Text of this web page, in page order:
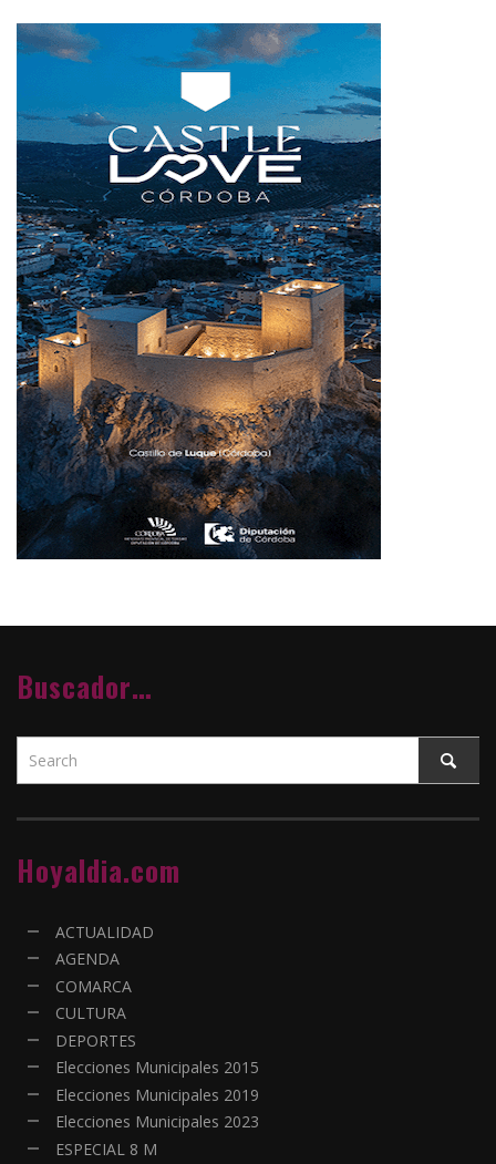
Buscador…
Hoyaldia.com
ACTUALIDAD
AGENDA
COMARCA
CULTURA
DEPORTES
Elecciones Municipales 2015
Elecciones Municipales 2019
Elecciones Municipales 2023
ESPECIAL 8 M